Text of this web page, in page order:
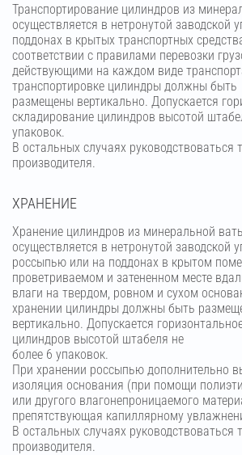
Транспортирование цилиндров из
осуществляется в нетронутой заводской
поддонах в крытых транспортных
соответствии с правилами перевозки
действующими на каждом виде
транспортировке цилиндры должны быть
размещены вертикально. Допускается
складирование цилиндров высотой
упаковок.
В остальных случаях руководствоваться
производителя.
ХРАНЕНИЕ
Хранение цилиндров из минеральной
осуществляется в нетронутой заводской
россыпью или на поддонах в крытом
проветриваемом и затененном месте
влаги на твердом, ровном и сухом
хранении цилиндры должны быть
вертикально. Допускается
цилиндров высотой штабеля не
более 6 упаковок.
При хранении россыпью дополнительно
изоляция основания (при помощи
или другого влагонепроницаемого
препятствующая капиллярному
В остальных случаях руководствоваться
производителя.